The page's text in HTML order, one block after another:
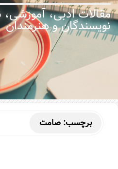
مقالات ادبی، آموزشی،
نویسندگان و هنرمندان
برچسب: صامت